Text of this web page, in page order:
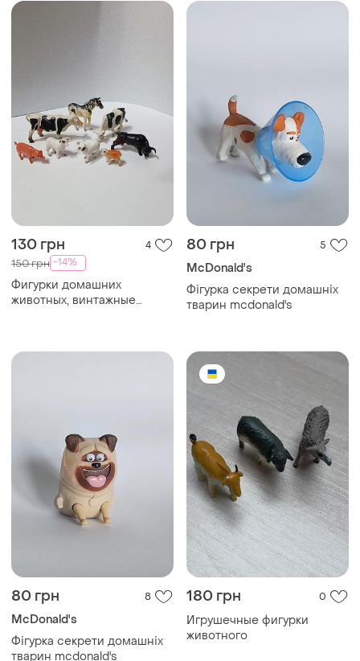
130 грн 4
150 грн -14%
Фигурки домашних
животных, винтажные
80 грн 5
McDonald's
Фігурка секрети домашніх
тварин mcdonald's
80 грн 8
McDonald's
Фігурка секрети домашніх
тварин mcdonald's
180 грн 0
Игрушечные фигурки
животного